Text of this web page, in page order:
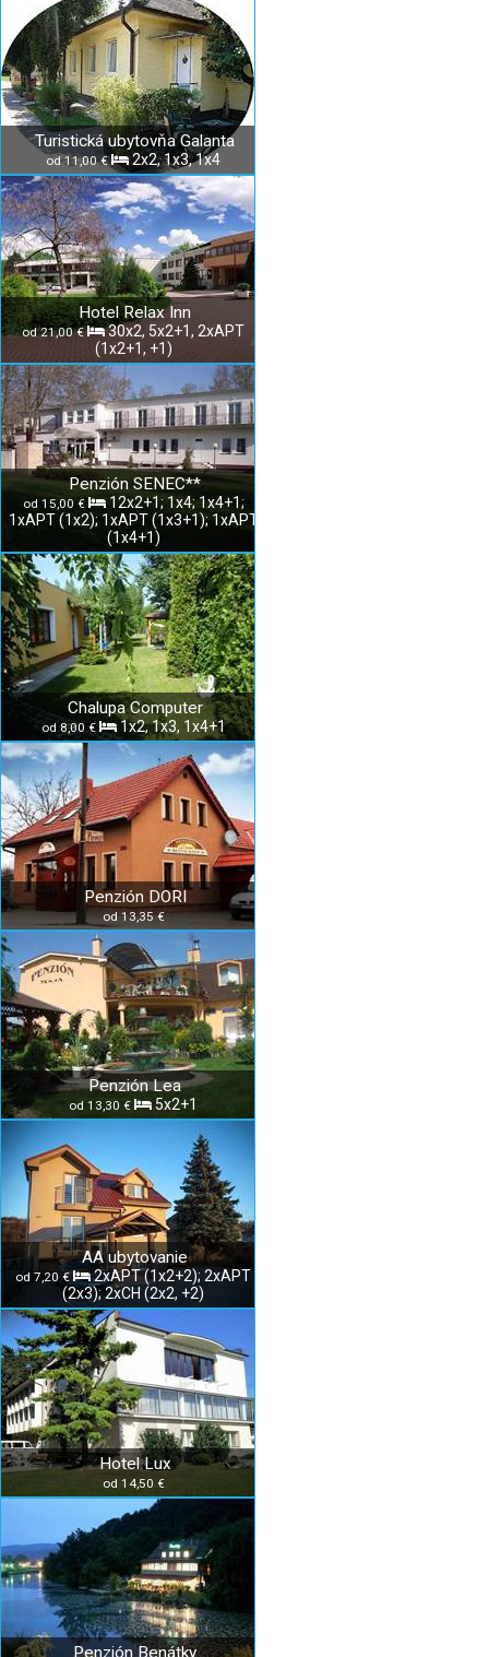
Turistická ubytovňa Galanta
od 11,00 € 2x2, 1x3, 1x4
Hotel Relax Inn
od 21,00 €
30x2, 5x2+1, 2xAPT
(1x2+1, +1)
Penzión SENEC**
od 15,00 €
12x2+1; 1x4; 1x4+1;
1xAPT (1x2); 1xAPT (1x3+1); 1xAPT
(1x4+1)
Chalupa Computer
od 8,00 € 1x2, 1x3, 1x4+1
Penzión DORI
od 13,35 €
Penzión Lea
od 13,30 € 5x2+1
AA ubytovanie
od 7,20 €
2xAPT (1x2+2); 2xAPT
(2x3); 2xCH (2x2, +2)
Hotel Lux
od 14,50 €
Penzión Benátky